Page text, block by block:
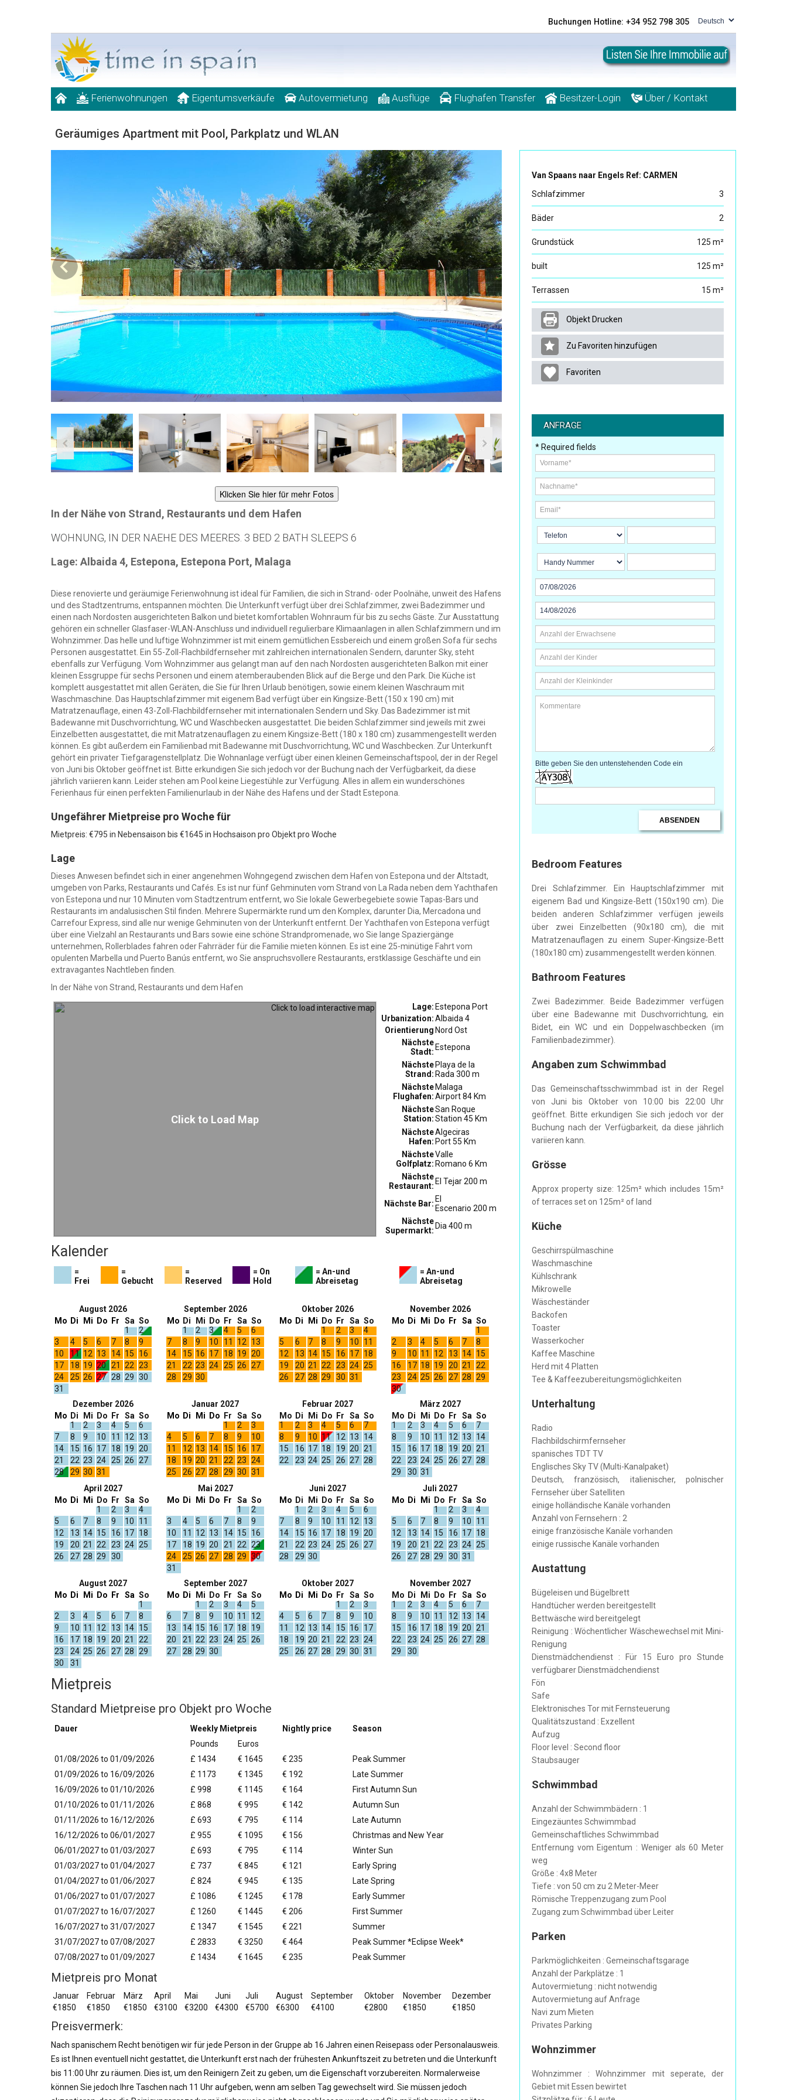
Buchungen Hotline: +34 952 798 305
Ferienwohnungen Eigentumsverkäufe Autovermietung Ausflüge Flughafen Transfer Besitzer-Login Über / Kontakt
Geräumiges Apartment mit Pool, Parkplatz und WLAN
Klicken Sie hier für mehr Fotos
In der Nähe von Strand, Restaurants und dem Hafen
WOHNUNG, IN DER NAEHE DES MEERES. 3 BED 2 BATH SLEEPS 6
Lage: Albaida 4, Estepona, Estepona Port, Malaga
Diese renovierte und geräumige Ferienwohnung ist ideal für Familien, die sich in Strand- oder Poolnähe, unweit des Hafens
und des Stadtzentrums, entspannen möchten. Die Unterkunft verfügt über drei Schlafzimmer, zwei Badezimmer und
einen nach Nordosten ausgerichteten Balkon und bietet komfortablen Wohnraum für bis zu sechs Gäste. Zur Ausstattung
gehören ein schneller Glasfaser-WLAN-Anschluss und individuell regulierbare Klimaanlagen in allen Schlafzimmern und im
Wohnzimmer. Das helle und luftige Wohnzimmer ist mit einem gemütlichen Essbereich und einem großen Sofa für sechs
Personen ausgestattet. Ein 55-Zoll-Flachbildfernseher mit zahlreichen internationalen Sendern, darunter Sky, steht
ebenfalls zur Verfügung. Vom Wohnzimmer aus gelangt man auf den nach Nordosten ausgerichteten Balkon mit einer
kleinen Essgruppe für sechs Personen und einem atemberaubenden Blick auf die Berge und den Park. Die Küche ist
komplett ausgestattet mit allen Geräten, die Sie für Ihren Urlaub benötigen, sowie einem kleinen Waschraum mit
Waschmaschine. Das Hauptschlafzimmer mit eigenem Bad verfügt über ein Kingsize-Bett (150 x 190 cm) mit
Matratzenauflage, einen 43-Zoll-Flachbildfernseher mit internationalen Sendern und Sky. Das Badezimmer ist mit
Badewanne mit Duschvorrichtung, WC und Waschbecken ausgestattet. Die beiden Schlafzimmer sind jeweils mit zwei
Einzelbetten ausgestattet, die mit Matratzenauflagen zu einem Kingsize-Bett (180 x 180 cm) zusammengestellt werden
können. Es gibt außerdem ein Familienbad mit Badewanne mit Duschvorrichtung, WC und Waschbecken. Zur Unterkunft
gehört ein privater Tiefgaragenstellplatz. Die Wohnanlage verfügt über einen kleinen Gemeinschaftspool, der in der Regel
von Juni bis Oktober geöffnet ist. Bitte erkundigen Sie sich jedoch vor der Buchung nach der Verfügbarkeit, da diese
jährlich variieren kann. Leider stehen am Pool keine Liegestühle zur Verfügung. Alles in allem ein wunderschönes
Ferienhaus für einen perfekten Familienurlaub in der Nähe des Hafens und der Stadt Estepona.
Ungefährer Mietpreise pro Woche für
Mietpreis: €795 in Nebensaison bis €1645 in Hochsaison pro Objekt pro Woche
Lage
Dieses Anwesen befindet sich in einer angenehmen Wohngegend zwischen dem Hafen von Estepona und der Altstadt,
umgeben von Parks, Restaurants und Cafés. Es ist nur fünf Gehminuten vom Strand von La Rada neben dem Yachthafen
von Estepona und nur 10 Minuten vom Stadtzentrum entfernt, wo Sie lokale Gewerbegebiete sowie Tapas-Bars und
Restaurants im andalusischen Stil finden. Mehrere Supermärkte rund um den Komplex, darunter Dia, Mercadona und
Carrefour Express, sind alle nur wenige Gehminuten von der Unterkunft entfernt. Der Yachthafen von Estepona verfügt
über eine Vielzahl an Restaurants und Bars sowie eine schöne Strandpromenade, wo Sie lange Spaziergänge
unternehmen, Rollerblades fahren oder Fahrräder für die Familie mieten können. Es ist eine 25-minütige Fahrt vom
opulenten Marbella und Puerto Banús entfernt, wo Sie anspruchsvollere Restaurants, erstklassige Geschäfte und ein
extravagantes Nachtleben finden.
In der Nähe von Strand, Restaurants und dem Hafen
Click to Load Map
Lage: Estepona Port
Urbanization:Albaida 4
Orientierung Nord Ost
Nächste
Stadt: Estepona
Nächste
Strand:
Playa de la
Rada 300 m
Nächste
Flughafen:
Malaga
Airport 84 Km
Nächste
Station:
San Roque
Station 45 Km
Nächste
Hafen:
Algeciras
Port 55 Km
Nächste
Golfplatz:
Valle
Romano 6 Km
Nächste
Restaurant: El Tejar 200 m
Nächste Bar: El
Escenario 200 m
Nächste
Supermarkt: Dia 400 m
Kalender
=
Frei
=
Gebucht
=
Reserved
= On
Hold
= An-und
Abreisetag
= An-und
Abreisetag
August 2026
Mo Di Mi Do Fr
Sa
1
So
2
3
4 5 6 7 8
9
10
11 12 13 14 15
16
17
18 19 20 21 22 23
24
25 26 27 28 29 30
31
September 2026
Mo Di
1
Mi
2
Do
3
Fr
4
Sa
5
So
6
7
8 9 10 11 12
13
14
15 16 17 18 19 20
21
22 23 24 25 26 27
28
29 30
Oktober 2026
Mo Di Mi
Do
1
Fr
2
Sa
3
So
4
5
6 7 8 9 10
11
12
13 14 15 16 17 18
19
20 21 22 23 24 25
26
27 28 29 30 31
November 2026
Mo Di Mi Do Fr Sa So
1
2
3 4 5 6 7
8
9
10 11 12 13 14 15
16
17 18 19 20 21
22
23
24 25 26 27 28 29
30
Dezember 2026
Mo Di
1
Mi
2
Do
3
Fr
4
Sa
5
So
6
7
8 9 10 11 12
13
14
15 16 17 18 19 20
21
22 23 24 25 26 27
28
29 30 31
Januar 2027
Mo Di Mi Do
Fr
1
Sa
2
So
3
4
5 6 7 8 9
10
11
12 13 14 15 16
17
18
19 20 21 22 23 24
25
26 27 28 29 30 31
Februar 2027
Mo
1
Di
2
Mi
3
Do
4
Fr
5
Sa
6
So
7
8
9 10 11 12 13
14
15
16 17 18 19 20 21
22
23 24 25 26 27 28
März 2027
Mo
1
Di
2
Mi
3
Do
4
Fr
5
Sa
6
So
7
8
9 10 11 12 13
14
15
16 17 18 19 20 21
22
23 24 25 26 27 28
29
30 31
April 2027
Mo Di Mi
Do
1
Fr
2
Sa
3
So
4
5
6 7 8 9 10
11
12
13 14 15 16 17 18
19
20 21 22 23 24 25
26
27 28 29 30
Mai 2027
Mo Di Mi Do Fr
Sa
1
So
2
3
4 5 6 7 8
9
10
11 12 13 14 15
16
17
18 19 20 21 22 23
24
25 26 27 28 29 30
31
Juni 2027
Mo Di
1
Mi
2
Do
3
Fr
4
Sa
5
So
6
7
8 9 10 11 12
13
14
15 16 17 18 19 20
21
22 23 24 25 26 27
28
29 30
Juli 2027
Mo Di Mi
Do
1
Fr
2
Sa
3
So
4
5
6 7 8 9 10
11
12
13 14 15 16 17 18
19
20 21 22 23 24 25
26
27 28 29 30 31
August 2027
Mo Di Mi Do Fr Sa So
1
2
3 4 5 6 7
8
9
10 11 12 13 14 15
16
17 18 19 20 21
22
23
24 25 26 27 28 29
30
31
September 2027
Mo Di
Mi
1
Do
2
Fr
3
Sa
4
So
5
6
7 8 9 10 11
12
13
14 15 16 17 18
19
20
21 22 23 24 25 26
27
28 29 30
Oktober 2027
Mo Di Mi Do
Fr
1
Sa
2
So
3
4
5 6 7 8 9
10
11
12 13 14 15 16
17
18
19 20 21 22 23 24
25
26 27 28 29 30 31
November 2027
Mo
1
Di
2
Mi
3
Do
4
Fr
5
Sa
6
So
7
8
9 10 11 12 13
14
15
16 17 18 19 20 21
22
23 24 25 26 27 28
29
30
Mietpreis
Standard Mietpreise pro Objekt pro Woche
Dauer Weekly Mietpreis Nightly price
Season
Pounds
Euros
01/08/2026 to 01/09/2026
£ 1434 € 1645 € 235
Peak Summer
01/09/2026 to 16/09/2026
£ 1173 € 1345 € 192
Late Summer
16/09/2026 to 01/10/2026
£ 998 € 1145 € 164
First Autumn Sun
01/10/2026 to 01/11/2026
£ 868 € 995 € 142
Autumn Sun
01/11/2026 to 16/12/2026
£ 693 € 795 € 114
Late Autumn
16/12/2026 to 06/01/2027
£ 955 € 1095 € 156
Christmas and New Year
06/01/2027 to 01/03/2027
£ 693 € 795 € 114
Winter Sun
01/03/2027 to 01/04/2027
£ 737 € 845 € 121
Early Spring
01/04/2027 to 01/06/2027
£ 824 € 945 € 135
Late Spring
01/06/2027 to 01/07/2027
£ 1086 € 1245 € 178
Early Summer
01/07/2027 to 16/07/2027
£ 1260 € 1445 € 206
First Summer
16/07/2027 to 31/07/2027
£ 1347 € 1545 € 221
Summer
31/07/2027 to 07/08/2027
£ 2833 € 3250 € 464
Peak Summer *Eclipse Week*
07/08/2027 to 01/09/2027
£ 1434 € 1645 € 235 Peak Summer
Mietpreis pro Monat
Januar Februar März April Mai Juni Juli August September Oktober November
Dezember
€1850
€1850 €1850 €3100 €3200 €4300 €5700 €6300 €4100 €2800 €1850 €1850
Preisvermerk:
Nach spanischem Recht benötigen wir für jede Person in der Gruppe ab 16 Jahren einen Reisepass oder Personalausweis.
Es ist Ihnen eventuell nicht gestattet, die Unterkunft erst nach der frühesten Ankunftszeit zu betreten und die Unterkunft
bis 11:00 Uhr zu räumen. Dies ist, um den Reinigern Zeit zu geben, um die Eigenschaft vorzubereiten. Normalerweise
können Sie jedoch Ihre Taschen nach 11 Uhr aufgeben, wenn am selben Tag gewechselt wird. Sie müssen jedoch
Van Spaans naar Engels Ref: CARMEN
Schlafzimmer
3
Bäder 2
Grundstück 125 m²
built 125 m²
Terrassen 15 m²
Objekt Drucken
Zu Favoriten hinzufügen
Favoriten
ANFRAGE
* Required fields
Bitte geben Sie den untenstehenden Code ein
Bedroom Features
Drei Schlafzimmer. Ein Hauptschlafzimmer mit
eigenem Bad und Kingsize-Bett (150x190 cm). Die
beiden anderen Schlafzimmer verfügen jeweils
über zwei Einzelbetten (90x180 cm), die mit
Matratzenauflagen zu einem Super-Kingsize-Bett
(180x180 cm) zusammengestellt werden können.
Bathroom Features
Zwei Badezimmer. Beide Badezimmer verfügen
über eine Badewanne mit Duschvorrichtung, ein
Bidet, ein WC und ein Doppelwaschbecken (im
Familienbadezimmer).
Angaben zum Schwimmbad
Das Gemeinschaftsschwimmbad ist in der Regel
von Juni bis Oktober von 10:00 bis 22:00 Uhr
geöffnet. Bitte erkundigen Sie sich jedoch vor der
Buchung nach der Verfügbarkeit, da diese jährlich
variieren kann.
Grösse
Approx property size: 125m² which includes 15m²
of terraces set on 125m² of land
Küche
Geschirrspülmaschine
Waschmaschine
Kühlschrank
Mikrowelle
Wäscheständer
Backofen
Toaster
Wasserkocher
Kaffee Maschine
Herd mit 4 Platten
Tee & Kaffeezubereitungsmöglichkeiten
Unterhaltung
Radio
Flachbildschirmfernseher
spanisches TDT TV
Englisches Sky TV (Multi-Kanalpaket)
Deutsch, französisch, italienischer, polnischer
Fernseher über Satelliten
einige holländische Kanäle vorhanden
Anzahl von Fernsehern : 2
einige französische Kanäle vorhanden
einige russische Kanäle vorhanden
Austattung
Bügeleisen und Bügelbrett
Handtücher werden bereitgestellt
Bettwäsche wird bereitgelegt
Reinigung : Wöchentlicher Wäschewechsel mit Mini-
Renigung
Dienstmädchendienst : Für 15 Euro pro Stunde
verfügbarer Dienstmädchendienst
Fön
Safe
Elektronisches Tor mit Fernsteuerung
Qualitätszustand : Exzellent
Aufzug
Floor level : Second floor
Staubsauger
Schwimmbad
Anzahl der Schwimmbädern : 1
Eingezäuntes Schwimmbad
Gemeinschaftliches Schwimmbad
Entfernung vom Eigentum : Weniger als 60 Meter
weg
Größe : 4x8 Meter
Tiefe : von 50 cm zu 2 Meter-Meer
Römische Treppenzugang zum Pool
Zugang zum Schwimmbad über Leiter
Parken
Parkmöglichkeiten : Gemeinschaftsgarage
Anzahl der Parkplätze : 1
Autovermietung : nicht notwendig
Autovermietung auf Anfrage
Navi zum Mieten
Privates Parking
Wohnzimmer
Wohnzimmer : Wohnzimmer mit seperate, der
Gebiet mit Essen bewirtet